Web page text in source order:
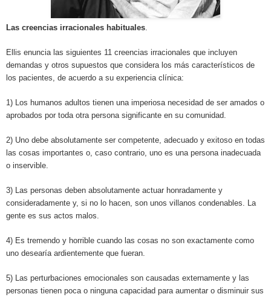
Las creencias irracionales habituales
Ellis enuncia las siguientes 11 creencias irracionales que incluyen
demandas y otros supuestos que considera los más característicos de
los pacientes, de acuerdo a su experiencia clínica:
1) Los humanos adultos tienen una imperiosa necesidad de ser amados o
aprobados por toda otra persona significante en su comunidad.
2) Uno debe absolutamente ser competente, adecuado y exitoso en todas
las cosas importantes o, caso contrario, uno es una persona inadecuada
o inservible.
3) Las personas deben absolutamente actuar honradamente y
consideradamente y, si no lo hacen, son unos villanos condenables. La
gente es sus actos malos.
4) Es tremendo y horrible cuando las cosas no son exactamente como
uno desearía ardientemente que fueran.
5) Las perturbaciones emocionales son causadas externamente y las
personas tienen poca o ninguna capacidad para aumentar o disminuir sus